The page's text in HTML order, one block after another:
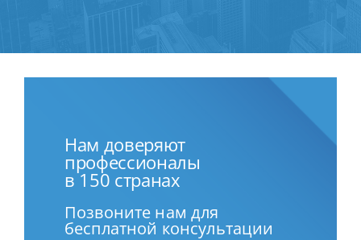
Нам доверяют
профессионалы
в 150 странах
Позвоните нам для
бесплатной консультации